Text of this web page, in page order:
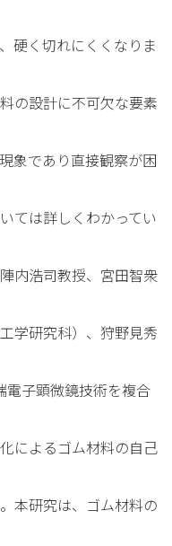
硬く切れにくくなりま
の設計に不可欠な要素
象であり直接観察が困
ては詳しくわかってい
内浩司教授、宮田智衆
学研究科）、狩野見秀
電子顕微鏡技術を複合
によるゴム材料の自己
本研究は、ゴム材料の